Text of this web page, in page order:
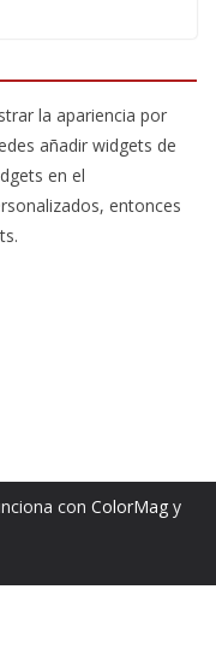
la apariencia por
añadir widgets de
en el
entonces
con ColorMag y